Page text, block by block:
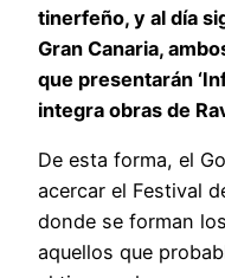
tinerfeño, y al día
Gran Canaria,
que presentarán
integra obras de
De esta forma, el
acercar el Festival
donde se forman
aquellos que